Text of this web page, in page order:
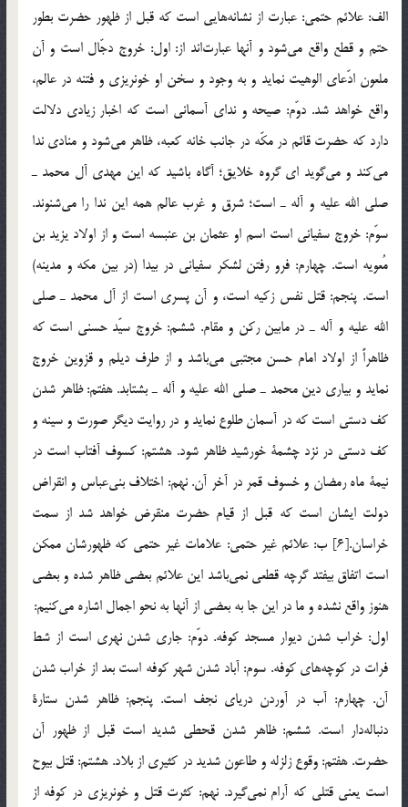
الف: علائم حتمي: عبارت از نشانه‌هايي است كه قبل از ظهور حضرت بطور
حتم و قطع واقع مي‌شود و آنها عبارت‌اند از: اول: خروج دجّال است و آن
ملعون ادّعاي الوهيت نمايد و به وجود و سخن او خونريزي و فتنه در عالم،
واقع خواهد شد. دوّم: صيحه و نداي آسماني است كه اخبار زيادي دلالت
دارد كه حضرت قائم در مكّه در جانب خانه كعبه، ظاهر مي‌شود و منادي ندا
مي‌كند و مي‌گويد اي گروه خلايق؛ آگاه باشيد كه اين مهدي آل محمد ـ
صلي الله عليه و آله ـ است؛ شرق و غرب عالم همه اين ندا را مي‌شنوند.
سوّم: خروج سفياني است اسم او عثمان بن عنبسه است و از اولاد يزيد بن
مُعويه است. چهارم: فرو رفتن لشكر سفياني در بيدا (در بين مكه و مدينه)
است. پنجم: قتل نفس زكيه است، و آن پسري است از آل محمد ـ صلي
الله عليه و آله ـ در مابين ركن و مقام. ششم: خروج سيّد حسني است كه
ظاهراً از اولاد امام حسن مجتبي مي‌باشد و از طرف ديلم و قزوين خروج
نمايد و بياري دين محمد ـ صلي الله عليه و آله ـ بشتابد. هفتم: ظاهر شدن
كف دستي است كه در آسمان طلوع نمايد و در روايت ديگر صورت و سينه و
كف دستي در نزد چشمة خورشيد ظاهر شود. هشتم: كسوف آفتاب است در
نيمة ماه رمضان و خسوف قمر در آخر آن. نهم: اختلاف بني‌عباس و انقراض
دولت ايشان است كه قبل از قيام حضرت منقرض خواهد شد از سمت
خراسان.[6] ب: علائم غير حتمي: علامات غير حتمي كه ظهورشان ممكن
است اتفاق بيفتد گرچه قطعي نمي‌باشد اين علائم بعضي ظاهر شده و بعضي
هنوز واقع نشده و ما در اين جا به بعضي از آنها به نحو اجمال اشاره مي‌كنيم:
اول: خراب شدن ديوار مسجد كوفه. دوّم: جاري شدن نهري است از شط
فرات در كوچه‌هاي كوفه. سوم: آباد شدن شهر كوفه است بعد از خراب شدن
آن. چهارم: آب در آوردن درياي نجف است. پنجم: ظاهر شدن ستارة
دنباله‌دار است. ششم: ظاهر شدن قحطي شديد است قبل از ظهور آن
حضرت. هفتم: وقوع زلزله و طاعون شديد در كثيري از بلاد. هشتم: قتل بيوح
است يعني قتلي كه آرام نمي‌گيرد. نهم: كثرت قتل و خونريزي در كوفه از